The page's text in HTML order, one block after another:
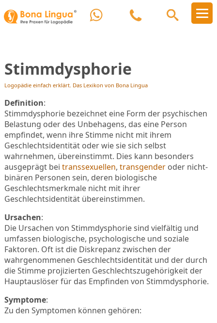
Stimmdysphorie
Logopädie einfach erklärt. Das Lexikon von Bona Lingua
Definition:
Stimmdysphorie bezeichnet eine Form der psychischen
Belastung oder des Unbehagens, das eine Person
empfindet, wenn ihre Stimme nicht mit ihrem
Geschlechtsidentität oder wie sie sich selbst
wahrnehmen, übereinstimmt. Dies kann besonders
ausgeprägt bei transsexuellen, transgenderoder nicht-
binären Personen sein, deren biologische
Geschlechtsmerkmale nicht mit ihrer
Geschlechtsidentität übereinstimmen.
Ursachen:
Die Ursachen von Stimmdysphorie sind vielfältig und
umfassen biologische, psychologische und soziale
Faktoren. Oft ist die Diskrepanz zwischen der
wahrgenommenen Geschlechtsidentität und der durch
die Stimme projizierten Geschlechtszugehörigkeit der
Hauptauslöser für das Empfinden von Stimmdysphorie.
Symptome:
Zu den Symptomen können gehören: